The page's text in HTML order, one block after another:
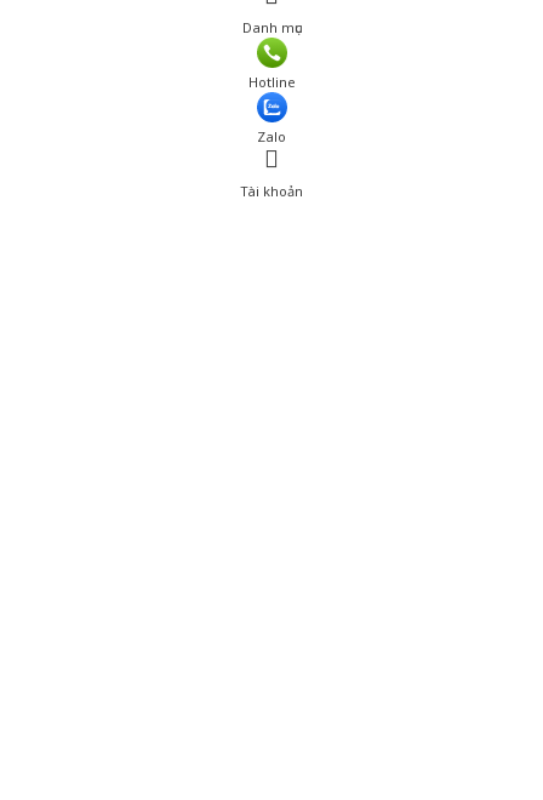
Danh mục
Hotline
Zalo
Tài khoản